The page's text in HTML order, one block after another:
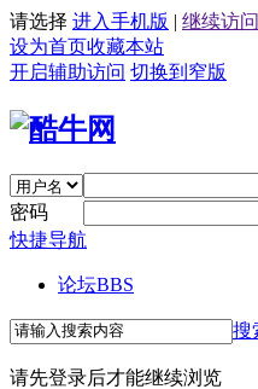
请选择 进入手机版 | 继续访
设为首页收藏本站
开启辅助访问 切换到窄版
密码
快捷导航
论坛BBS
搜
请先登录后才能继续浏览